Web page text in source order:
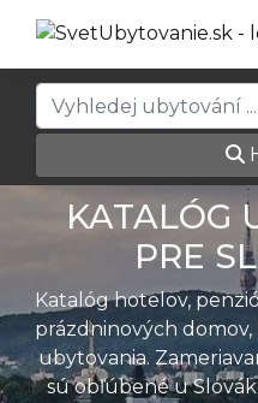
KATALÓG
PRE
Katalóg hotelov,
prázdninových
ubytovania.
sú obľúbené u